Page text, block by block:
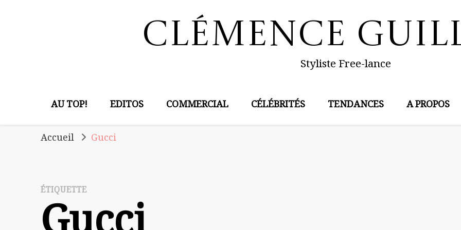
Clémence
Styliste Free-lance
AU TOP! EDITOS COMMERCIAL CÉLÉBRITÉS TENDANCES A PROPOS
Accueil Gucci
ÉTIQUETTE